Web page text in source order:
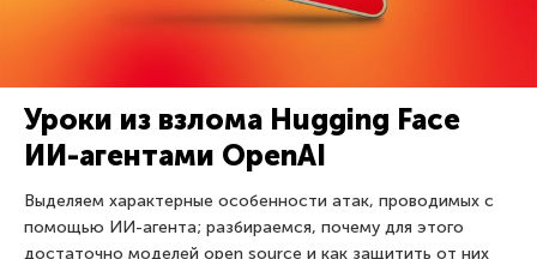
Уроки из взлома Hugging Face
ИИ-агентами OpenAI
Выделяем характерные особенности атак, проводимых с
помощью ИИ-агента; разбираемся, почему для этого
достаточно моделей open source и как защитить от них